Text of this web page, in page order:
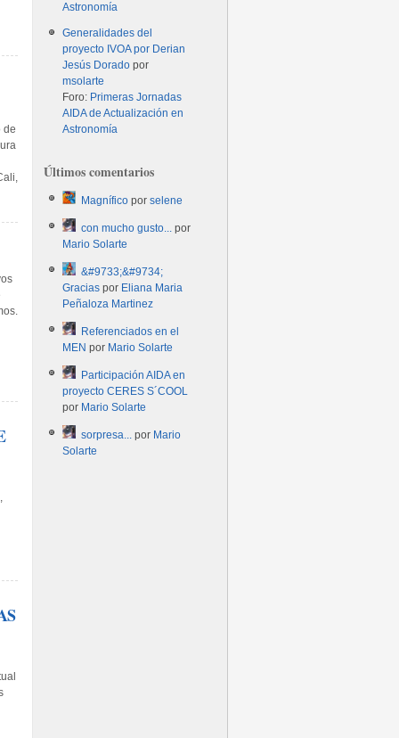
de
Astronomía
Generalidades del
proyecto IVOA por Derian
Jesús Dorado por
msolarte
Foro: Primeras Jornadas
AIDA de Actualización en
Astronomía
Últimos comentarios
Magnífico porselene
con mucho gusto... por
Mario Solarte
&#9733;&#9734;
Gracias por Eliana Maria
Peñaloza Martinez
Referenciados en el
MEN por Mario Solarte
Participación AIDA en
proyecto CERES S´COOL
por Mario Solarte
sorpresa... por Mario
Solarte